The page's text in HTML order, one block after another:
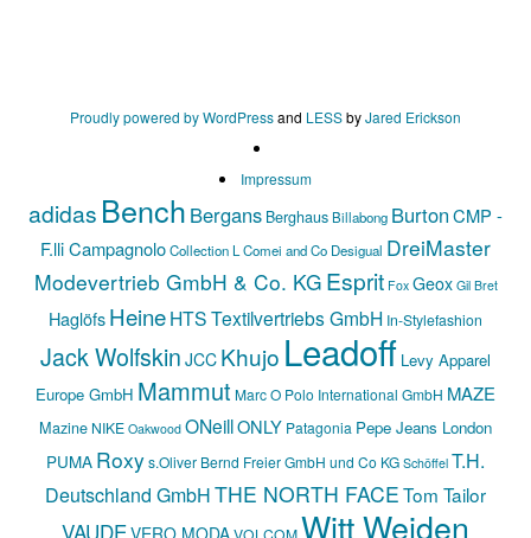
Proudly powered by WordPressand LESSbyJared Erickson
Impressum
adidas Bench Bergans Berghaus Billabong BurtonCMP -
F.lli CampagnoloCollection L Comei and Co Desigual DreiMaster
Modevertrieb GmbH & Co. KG Esprit Fox Geox Gil Bret
HaglöfsHeineHTS Textilvertriebs GmbH In-Stylefashion
Jack Wolfskin JCC Khujo Leadoff Levy Apparel
Europe GmbH Mammut Marc O Polo International GmbH MAZE
Mazine NIKE Oakwood ONeillONLY Patagonia Pepe Jeans London
PUMA Roxys.Oliver Bernd Freier GmbH und Co KG Schöffel T.H.
Deutschland GmbHTHE NORTH FACETom Tailor
VAUDEVERO MODAVOLCOMWitt Weiden